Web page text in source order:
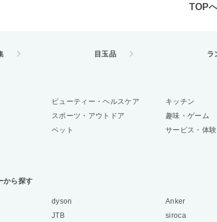
TOP
目玉品 ラ
ビューティー・ヘルスケア キッチン
スポーツ・アウトドア 趣味・ゲーム
ペット サービス・体験
から探す
dyson Anker
JTB siroca